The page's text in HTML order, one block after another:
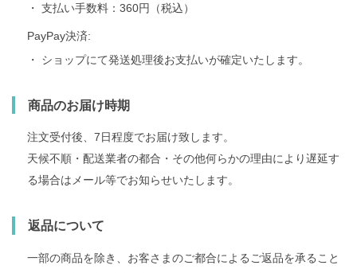
・ 支払い手数料：360円（税込）
PayPay決済:
・ ショップにて発送処理後お支払いが確定いたします。
商品のお届け時期
注文受付後、7日程度でお届け致します。
天候不順・配送業者の都合・その他何らかの理由により遅延す
る場合はメール等でお知らせいたします。
返品について
一部の商品を除き、お客さまのご都合によるご返品を承ること